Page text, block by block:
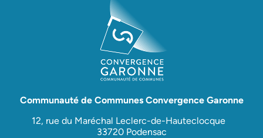
Communauté de Communes Convergence Garonne
12, rue du Maréchal Leclerc-de-Hauteclocque
33720 Podensac